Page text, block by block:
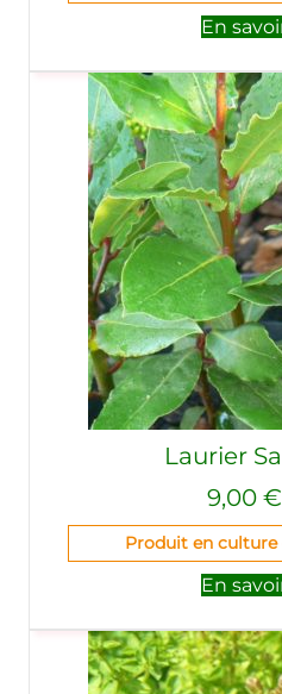
En
Laurier
9,00 €
Produit en
En